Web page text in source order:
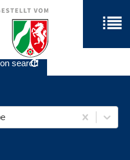
search